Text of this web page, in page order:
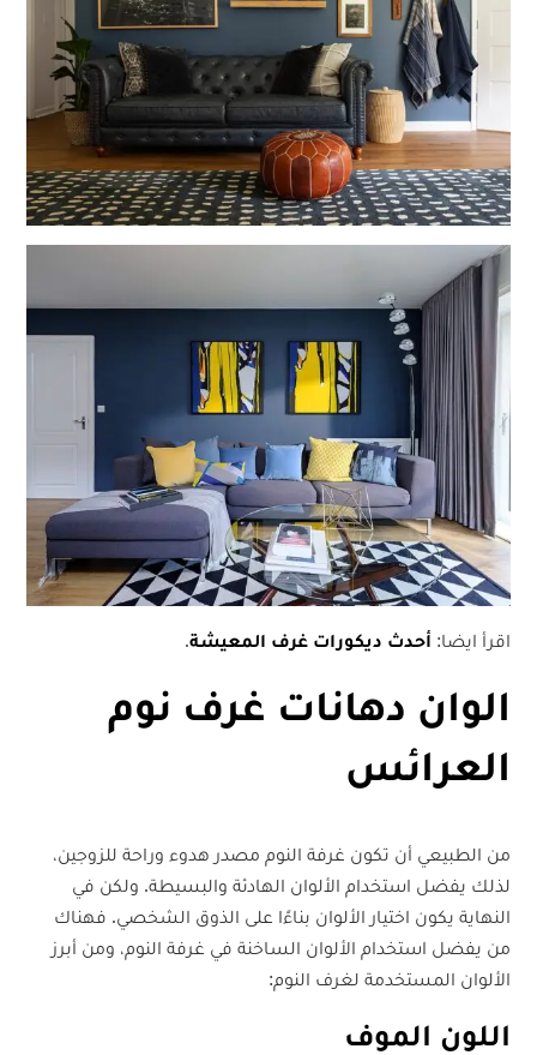
اقرأ ايضا: أحدث ديكورات غرف المعيشة.
الوان دهانات غرف نوم
العرائس
من الطبيعي أن تكون غرفة النوم مصدر هدوء وراحة للزوجين،
لذلك يفضل استخدام الألوان الهادئة والبسيطة. ولكن في
النهاية يكون اختيار الألوان بناءًا على الذوق الشخصي. فهناك
من يفضل استخدام الألوان الساخنة في غرفة النوم، ومن أبرز
الألوان المستخدمة لغرف النوم:
اللون الموف